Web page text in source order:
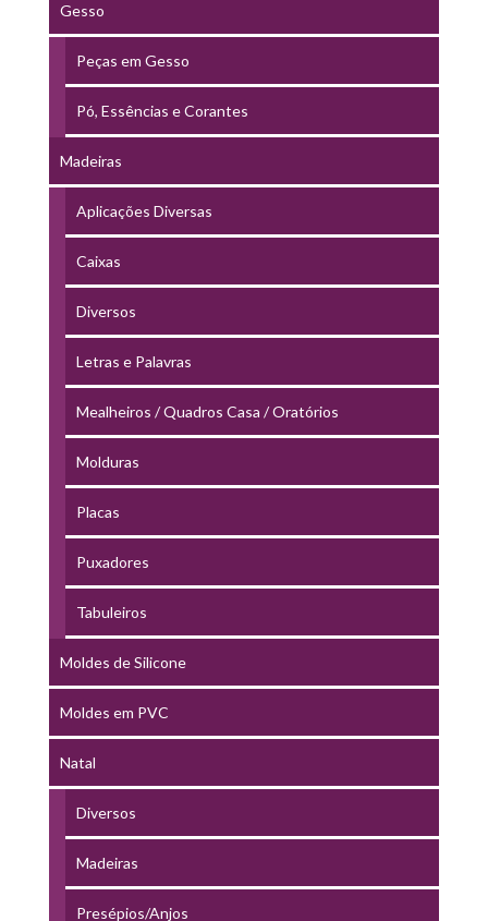
Gesso
Peças em Gesso
Pó, Essências e Corantes
Madeiras
Aplicações Diversas
Caixas
Diversos
Letras e Palavras
Mealheiros / Quadros Casa / Oratórios
Molduras
Placas
Puxadores
Tabuleiros
Moldes de Silicone
Moldes em PVC
Natal
Diversos
Madeiras
Presépios/Anjos